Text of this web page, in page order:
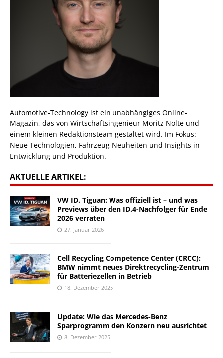
Automotive-Technology ist ein unabhängiges Online-
Magazin, das von Wirtschaftsingenieur Moritz Nolte und
einem kleinen Redaktionsteam gestaltet wird. Im Fokus:
Neue Technologien, Fahrzeug-Neuheiten und Insights in
Entwicklung und Produktion.
AKTUELLE ARTIKEL:
VW ID. Tiguan: Was offiziell ist – und was
Previews über den ID.4-Nachfolger für Ende
2026 verraten
27. Januar 2026
Cell Recycling Competence Center (CRCC):
BMW nimmt neues Direktrecycling-Zentrum
für Batteriezellen in Betrieb
18. Dezember 2025
Update: Wie das Mercedes-Benz
Sparprogramm den Konzern neu ausrichtet
8. Dezember 2025